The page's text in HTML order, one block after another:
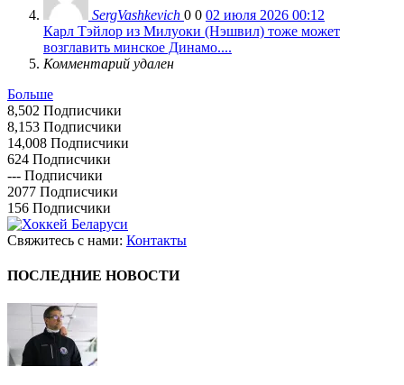
SergVashkevich 0 0 02 июля 2026 00:12
Карл Тэйлор из Милуоки (Нэшвил) тоже может
возглавить минское Динамо....
Комментарий удален
Больше
8,502 Подписчики
8,153 Подписчики
14,008 Подписчики
624 Подписчики
--- Подписчики
2077 Подписчики
156 Подписчики
Свяжитесь с нами: Контакты
ПОСЛЕДНИЕ НОВОСТИ